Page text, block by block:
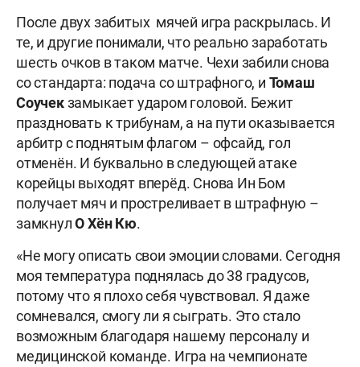
После двух забитых мячей игра раскрылась. И
те, и другие понимали, что реально заработать
шесть очков в таком матче. Чехи забили снова
со стандарта: подача со штрафного, и Томаш
Соучекзамыкает ударом головой. Бежит
праздновать к трибунам, а на пути оказывается
арбитр с поднятым флагом – офсайд, гол
отменён. И буквально в следующей атаке
корейцы выходят вперёд. Снова Ин Бом
получает мяч и простреливает в штрафную –
замкнулО Хён Кю.
«Не могу описать свои эмоции словами. Сегодня
моя температура поднялась до 38 градусов,
потому что я плохо себя чувствовал. Я даже
сомневался, смогу ли я сыграть. Это стало
возможным благодаря нашему персоналу и
медицинской команде. Игра на чемпионате